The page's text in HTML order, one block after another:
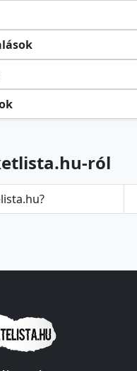
ról